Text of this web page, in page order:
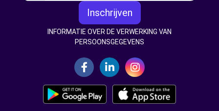
Inschrijven
INFORMATIE OVER DE VERWERKING VAN
PERSOONSGEGEVENS